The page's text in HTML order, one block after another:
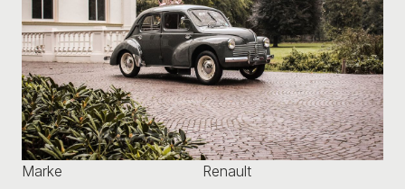
Marke
Renault